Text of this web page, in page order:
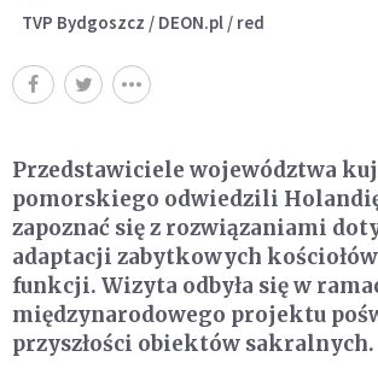
TVP Bydgoszcz / DEON.pl / red
Przedstawiciele województwa
pomorskiego odwiedzili
zapoznać się z rozwiązaniami
adaptacji zabytkowych
funkcji. Wizyta odbyła się w
międzynarodowego projektu
przyszłości obiektów sakralnych.